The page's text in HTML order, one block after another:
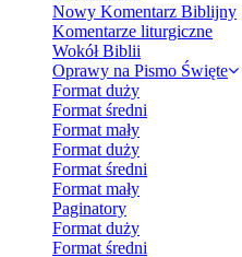
Nowy Komentarz Biblijny
Komentarze liturgiczne
Wokół Biblii
Oprawy na Pismo Święte
Format duży
Format średni
Format mały
Format duży
Format średni
Format mały
Paginatory
Format duży
Format średni